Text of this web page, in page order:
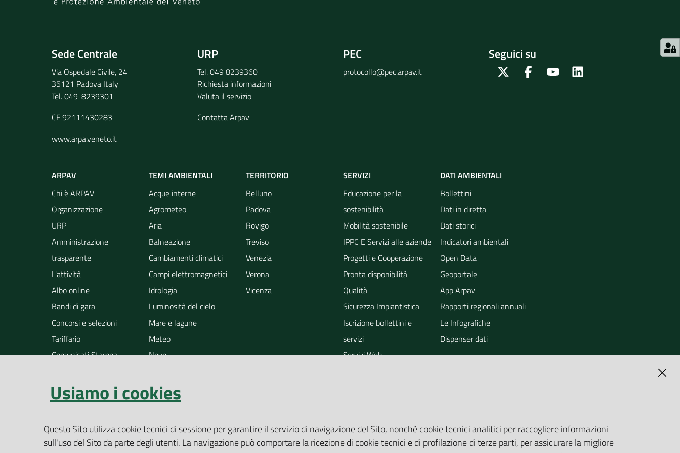
Sede Centrale
Via Ospedale Civile, 24
35121 Padova Italy
Tel. 049-8239301
CF 92111430283
www.arpa.veneto.it
URP
Tel. 049 8239360
Richiesta informazioni
Valuta il servizio
Contatta Arpav
PEC
protocollo@pec.arpav.it
Seguici su
Twitter FacebookYoutube
ARPAV
Chi è ARPAV
Organizzazione
URP
Amministrazione
trasparente
L'attività
Albo online
Bandi di gara
Concorsi e selezioni
Tariffario
Comunicati Stampa
TEMI AMBIENTALI
Acque interne
Agrometeo
Aria
Balneazione
Cambiamenti climatici
Campi elettromagnetici
Idrologia
Luminosità del cielo
Mare e lagune
Meteo
Neve
Pollini
Radioattività
Rumore
TERRITORIO
Belluno
Padova
Rovigo
Treviso
Venezia
Verona
Vicenza
SERVIZI
Educazione per la
sostenibilità
Mobilità sostenibile
IPPC E Servizi alle aziende
Progetti e Cooperazione
Pronta disponibilità
Qualità
Sicurezza Impiantistica
Iscrizione bollettini e
servizi
Servizi Web
DATI AMBIENTALI
Bollettini
Dati in diretta
Dati storici
Indicatori ambientali
Open Data
Geoportale
App Arpav
Rapporti regionali annuali
Le Infografiche
Dispenser dati
Usiamo i cookies
Questo Sito utilizza cookie tecnici di sessione per garantire il servizio di navigazione del Sito, nonchè cookie tecnici analitici per raccogliere informazioni
sull'uso del Sito da parte degli utenti. La navigazione può comportare la ricezione di cookie tecnici e di profilazione di terze parti, per assicurare la migliore